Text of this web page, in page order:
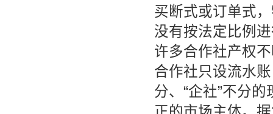
买断式或订单式
没有按法定比例
许多合作社产权
合作社只设流水
分、“企社”不分